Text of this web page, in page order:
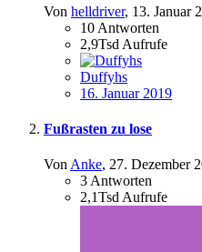
Von helldriver, 13. Januar
10 Antworten
2,9Tsd Aufrufe
Duffyhs
16. Januar 2019
Fußrasten zu lose
Von Anke, 27. Dezember
3 Antworten
2,1Tsd Aufrufe